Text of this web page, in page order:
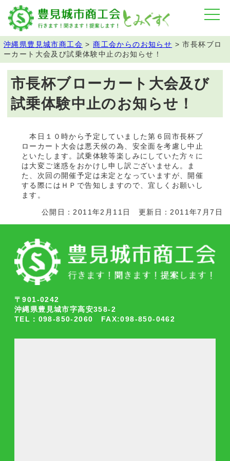
沖縄県豊見城市商工会 >商工会からのお知らせ >市長杯ブロ
ーカート大会及び試乗体験中止のお知らせ！
市長杯ブローカート大会及び
試乗体験中止のお知らせ！
本日１０時から予定していました第６回市長杯ブ
ローカート大会は悪天候の為、安全面を考慮し中止
といたします。試乗体験等楽しみにしていた方々に
は大変ご迷惑をおかけし申し訳ございません。ま
た、次回の開催予定は未定となっていますが、開催
する際にはＨＰで告知しますので、宜しくお願いし
ます。
公開日：2011年2月11日 更新日：2011年7月7日
〒901-0242
沖縄県豊見城市字高安358-2
TEL：098-850-2060 FAX:098-850-0462